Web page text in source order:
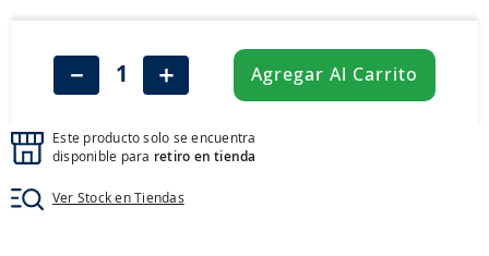
＋
－ Agregar Al Carrito
Este producto solo se encuentra
disponible para retiro en tienda
Ver Stock en Tiendas
john deere